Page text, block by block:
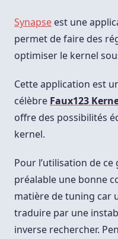
Synapse est une
permet de faire des
optimiser le kernel
Cette application est
célèbre Faux123
offre des possibilités
kernel.
Pour l’utilisation de
préalable une bonne
matière de tuning car
traduire par une
inverse rechercher.